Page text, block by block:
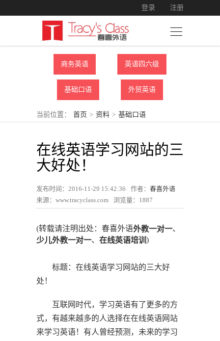
登录 注册
商务英语 英语四六级
基础口语 外贸英语
当前位置： 首页 > 资料 > 基础口语
在线英语学习网站的三
大好处！
发布时间：2016-11-29 15:42:36 作者： 春喜外语
来源：www.tracyclass.com
浏览量： 1887
(转载请注明出处：春喜外语外教一对一、
少儿外教一对一、 在线英语培训 )
标题：在线英语学习网站的三大好
处！
互联网时代，学习英语有了更多的方
式，有越来越多的人选择在在线英语网站
来学习英语！有人曾经预测，未来的学习